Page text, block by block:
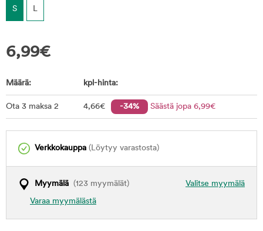
S L
6,99€
Määrä: kpl-hinta:
Ota 3 maksa 2 4,66€ -34% Säästä jopa 6,99€
Verkkokauppa (Löytyy varastosta)
Valitse myymälä
Myymälä (123 myymälät)
Varaa myymälästä